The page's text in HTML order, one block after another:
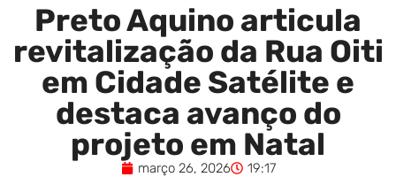
Preto Aquino articula
revitalização da Rua Oiti
em Cidade Satélite e
destaca avanço do
projeto em Natal
março 26, 2026 19:17